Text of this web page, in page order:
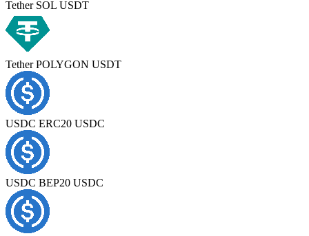
Tether SOL USDT
Tether POLYGON USDT
USDC ERC20 USDC
USDC BEP20 USDC